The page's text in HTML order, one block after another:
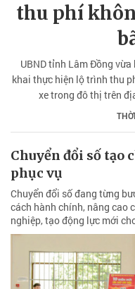
thu phí
UBND tỉnh Lâm Đồng
khai thực hiện lộ trình thu
xe trong đô thị trên
Chuyển đổi số tạo
phục vụ
Chuyển đổi số đang từng
cách hành chính, nâng cao
nghiệp, tạo động lực mới